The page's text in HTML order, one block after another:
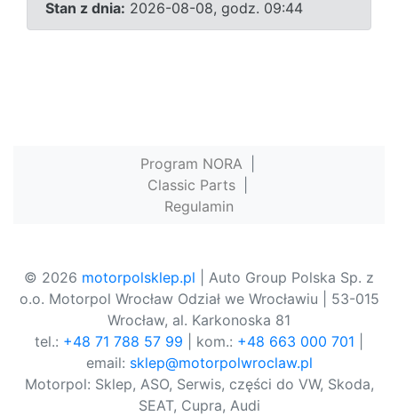
Stan z dnia: 2026-08-08, godz. 09:44
Program NORA
Classic Parts
Regulamin
© 2026 motorpolsklep.pl | Auto Group Polska Sp. z
o.o. Motorpol Wrocław Odział we Wrocławiu | 53-015
Wrocław, al. Karkonoska 81
tel.: +48 71 788 57 99 | kom.: +48 663 000 701
email: sklep@motorpolwroclaw.pl
Motorpol: Sklep, ASO, Serwis, części do VW, Skoda,
SEAT, Cupra, Audi